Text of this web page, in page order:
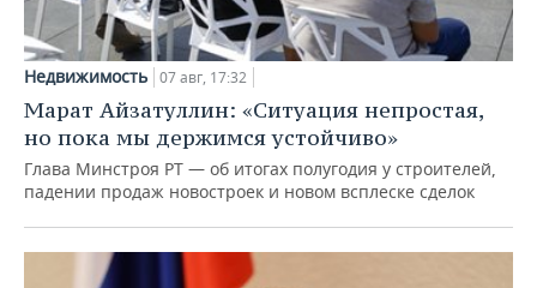
Недвижимость 07 авг, 17:32
Марат Айзатуллин: «Ситуация непростая,
но пока мы держимся устойчиво»
Глава Минстроя РТ — об итогах полугодия у строителей,
падении продаж новостроек и новом всплеске сделок